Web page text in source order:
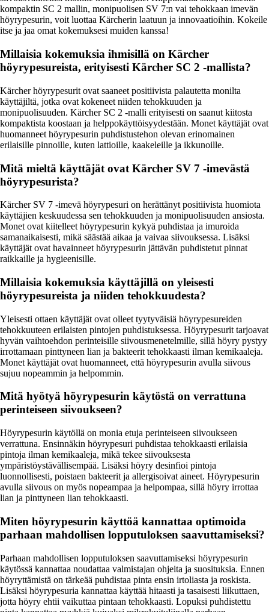
kompaktin SC 2 mallin, monipuolisen SV 7:n vai tehokkaan imevän
höyrypesurin, voit luottaa Kärcherin laatuun ja innovaatioihin. Kokeile
itse ja jaa omat kokemuksesi muiden kanssa!
Millaisia kokemuksia ihmisillä on Kärcher
höyrypesureista, erityisesti Kärcher SC 2 -mallista?
Kärcher höyrypesurit ovat saaneet positiivista palautetta monilta
käyttäjiltä, jotka ovat kokeneet niiden tehokkuuden ja
monipuolisuuden. Kärcher SC 2 -malli erityisesti on saanut kiitosta
kompaktista koostaan ja helppokäyttöisyydestään. Monet käyttäjät ovat
huomanneet höyrypesurin puhdistustehon olevan erinomainen
erilaisille pinnoille, kuten lattioille, kaakeleille ja ikkunoille.
Mitä mieltä käyttäjät ovat Kärcher SV 7 -imevästä
höyrypesurista?
Kärcher SV 7 -imevä höyrypesuri on herättänyt positiivista huomiota
käyttäjien keskuudessa sen tehokkuuden ja monipuolisuuden ansiosta.
Monet ovat kiitelleet höyrypesurin kykyä puhdistaa ja imuroida
samanaikaisesti, mikä säästää aikaa ja vaivaa siivouksessa. Lisäksi
käyttäjät ovat havainneet höyrypesurin jättävän puhdistetut pinnat
raikkaille ja hygieenisille.
Millaisia kokemuksia käyttäjillä on yleisesti
höyrypesureista ja niiden tehokkuudesta?
Yleisesti ottaen käyttäjät ovat olleet tyytyväisiä höyrypesureiden
tehokkuuteen erilaisten pintojen puhdistuksessa. Höyrypesurit tarjoavat
hyvän vaihtoehdon perinteisille siivousmenetelmille, sillä höyry pystyy
irrottamaan pinttyneen lian ja bakteerit tehokkaasti ilman kemikaaleja.
Monet käyttäjät ovat huomanneet, että höyrypesurin avulla siivous
sujuu nopeammin ja helpommin.
Mitä hyötyä höyrypesurin käytöstä on verrattuna
perinteiseen siivoukseen?
Höyrypesurin käytöllä on monia etuja perinteiseen siivoukseen
verrattuna. Ensinnäkin höyrypesuri puhdistaa tehokkaasti erilaisia
pintoja ilman kemikaaleja, mikä tekee siivouksesta
ympäristöystävällisempää. Lisäksi höyry desinfioi pintoja
luonnollisesti, poistaen bakteerit ja allergisoivat aineet. Höyrypesurin
avulla siivous on myös nopeampaa ja helpompaa, sillä höyry irrottaa
lian ja pinttyneen lian tehokkaasti.
Miten höyrypesurin käyttöä kannattaa optimoida
parhaan mahdollisen lopputuloksen saavuttamiseksi?
Parhaan mahdollisen lopputuloksen saavuttamiseksi höyrypesurin
käytössä kannattaa noudattaa valmistajan ohjeita ja suosituksia. Ennen
höyryttämistä on tärkeää puhdistaa pinta ensin irtoliasta ja roskista.
Lisäksi höyrypesuria kannattaa käyttää hitaasti ja tasaisesti liikuttaen,
jotta höyry ehtii vaikuttaa pintaan tehokkaasti. Lopuksi puhdistettu